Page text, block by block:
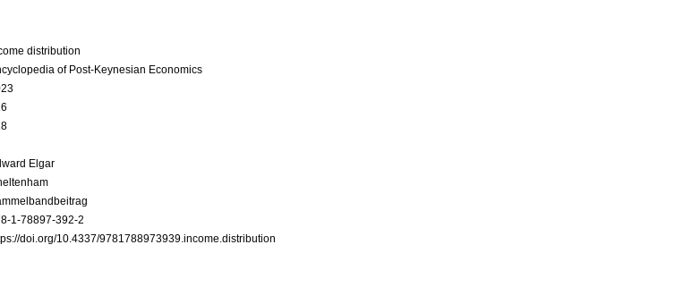
distribution
of Post-Keynesian Economics
Elgar
1-78897-392-2
doi.org/10.4337/9781788973939.income.distribution